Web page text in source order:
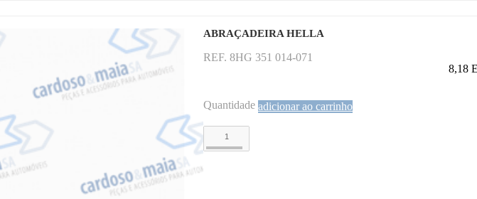
ABRAÇADEIRA HELLA
REF. 8HG 351 014-071
8,18
Quantidade adicionar ao carrinho